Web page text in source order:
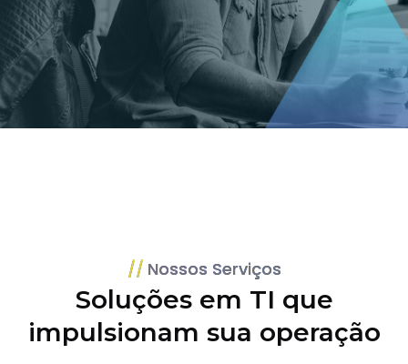
Fale Conosco
Nossos Serviços
Soluções em TI que
impulsionam sua operação